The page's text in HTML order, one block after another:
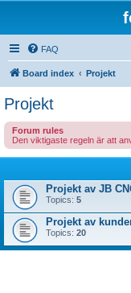
FAQ
Board index Projekt
Projekt
Forum rules
Den viktigaste regeln är att
Projekt av JB
Topics: 5
Projekt av
Topics: 20